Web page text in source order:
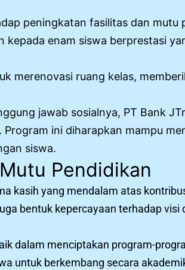
peningkatan fasilitas dan mutu
kepada enam siswa berprestasi
merenovasi ruang kelas,
jawab sosialnya, PT Bank
ini diharapkan mampu
siswa.
Pendidikan
kasih yang mendalam atas
bentuk kepercayaan terhadap
dalam menciptakan program-
untuk berkembang secara